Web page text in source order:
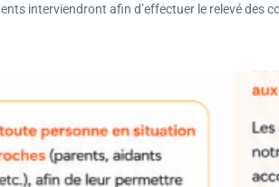
interviendront afin d’effectuer le relevé des